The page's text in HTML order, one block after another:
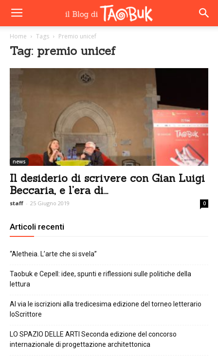
Home Tags Premio unicef
Tag: premio unicef
news
Il desiderio di scrivere con Gian Luigi
Beccaria, e l’era di...
staff - 25 Giugno 2019 0
Articoli recenti
“Aletheia. L’arte che si svela”
Taobuk e Cepell: idee, spunti e riflessioni sulle politiche della
lettura
Al via le iscrizioni alla tredicesima edizione del torneo letterario
IoScrittore
LO SPAZIO DELLE ARTI Seconda edizione del concorso
internazionale di progettazione architettonica